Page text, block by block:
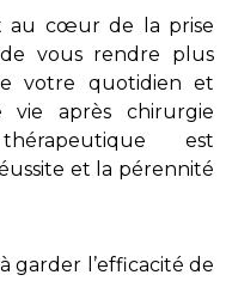
au cœur de la prise
vous rendre plus
votre quotidien et
vie après chirurgie
est
et la pérennité
garder l’efficacité de